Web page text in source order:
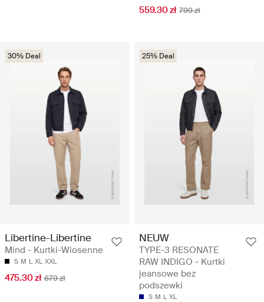
559.30 zł 799 zł
30% Deal
Libertine-Libertine
Mind - Kurtki-Wiosenne
S M L XL XXL
475.30 zł 679 zł
25% Deal
NEUW
TYPE-3 RESONATE
RAW INDIGO - Kurtki
jeansowe bez
podszewki
S M L XL